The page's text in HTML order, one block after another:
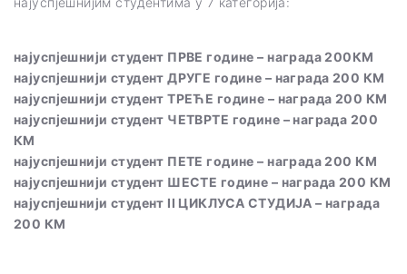
најуспјешнији студент ПРВЕ године – награда 200КМ
најуспјешнији студент ДРУГЕ године – награда 200 КМ
најуспјешнији студент ТРЕЋЕ године – награда 200 КМ
најуспјешнији студент ЧЕТВРТЕ године – награда 200
КМ
најуспјешнији студент ПЕТЕ године – награда 200 КМ
најуспјешнији студент ШЕСТЕ године – награда 200 КМ
најуспјешнији студент II ЦИКЛУСА СТУДИЈА – награда
200 КМ